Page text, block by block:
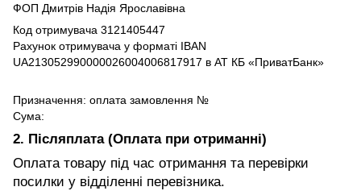
ФОП Дмитрів Надія Ярославівна
Код отримувача 3121405447
Рахунок отримувача у форматі IBAN
UA213052990000026004006817917 в АТ КБ «ПриватБанк»
Призначення: оплата замовлення №
Сума:
2. Післяплата (Оплата при отриманні)
Оплата товару під час отримання та перевірки
посилки у відділенні перевізника.